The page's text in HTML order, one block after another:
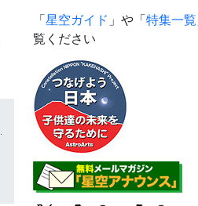
「星空ガイド 」や「特集一覧
覧ください